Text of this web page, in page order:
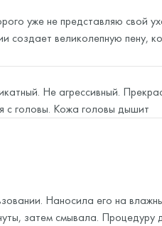
уже не представляю свой
создает великолепную пену,
загрязнений. продлевает
Не агрессивный.
с головы. Кожа головы дышит
Наносила его на
затем смывала. Процедуру